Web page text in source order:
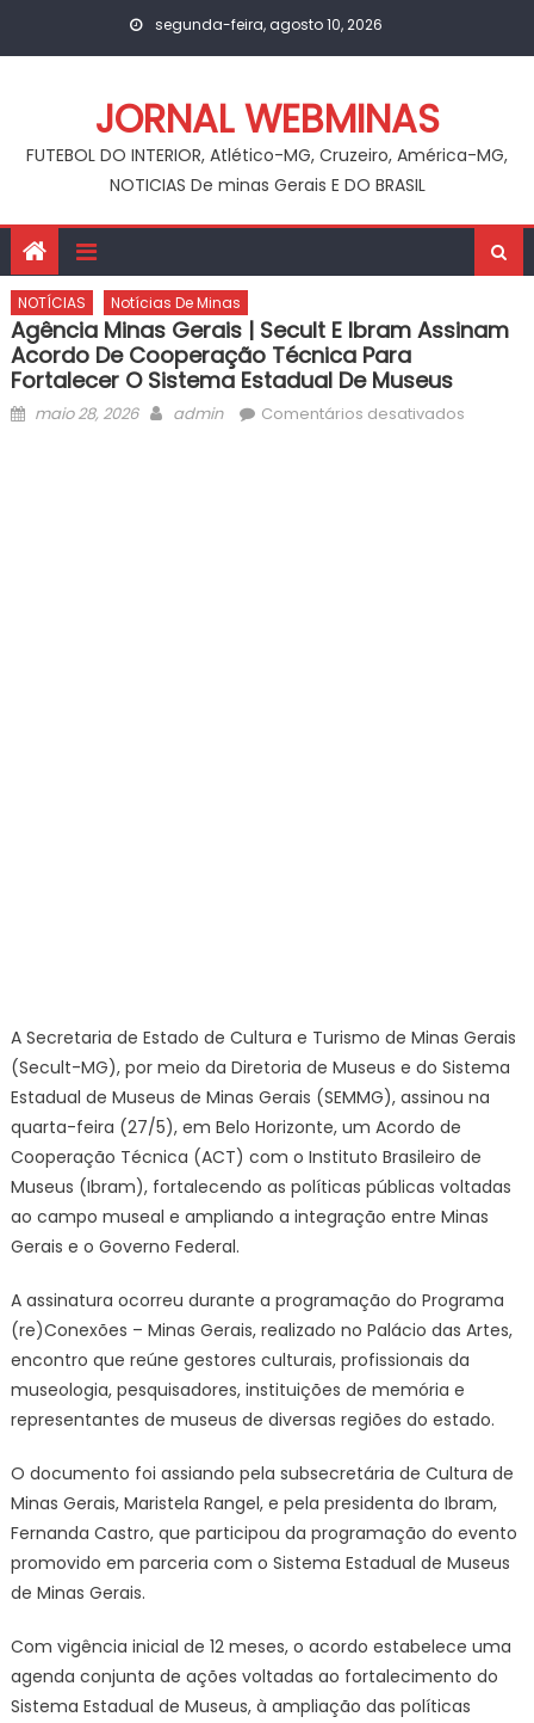
segunda-feira, agosto 10, 2026
JORNAL WEBMINAS
FUTEBOL DO INTERIOR, Atlético-MG, Cruzeiro, América-MG,
NOTICIAS De minas Gerais E DO BRASIL
NOTÍCIAS Notícias De Minas
Agência Minas Gerais | Secult E Ibram Assinam
Acordo De Cooperação Técnica Para
Fortalecer O Sistema Estadual De Museus
Posted
maio 28, 2026 Author
admin Comentários desativadosem
A Secretaria de Estado de Cultura e Turismo de Minas Gerais
(Secult-MG), por meio da Diretoria de Museus e do Sistema
Estadual de Museus de Minas Gerais (SEMMG), assinou na
quarta-feira (27/5), em Belo Horizonte, um Acordo de
Cooperação Técnica (ACT) com o Instituto Brasileiro de
Museus (Ibram), fortalecendo as políticas públicas voltadas
ao campo museal e ampliando a integração entre Minas
Gerais e o Governo Federal.
A assinatura ocorreu durante a programação do Programa
(re)Conexões – Minas Gerais, realizado no Palácio das Artes,
encontro que reúne gestores culturais, profissionais da
museologia, pesquisadores, instituições de memória e
representantes de museus de diversas regiões do estado.
O documento foi assiando pela subsecretária de Cultura de
Minas Gerais, Maristela Rangel, e pela presidenta do Ibram,
Fernanda Castro, que participou da programação do evento
promovido em parceria com o Sistema Estadual de Museus
de Minas Gerais.
Com vigência inicial de 12 meses, o acordo estabelece uma
agenda conjunta de ações voltadas ao fortalecimento do
Sistema Estadual de Museus, à ampliação das políticas